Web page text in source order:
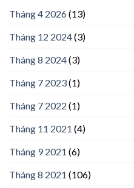
Tháng 4 2026(13)
Tháng 12 2024(3)
Tháng 8 2024(3)
Tháng 7 2023(1)
Tháng 7 2022 (1)
Tháng 11 2021 (4)
Tháng 9 2021 (6)
Tháng 8 2021 (106)